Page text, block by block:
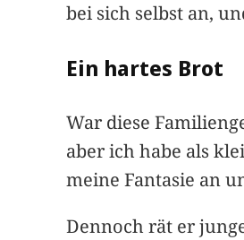
bei sich selbst an,
Ein hartes Brot
War diese
aber ich habe als
meine Fantasie an
Dennoch rät er